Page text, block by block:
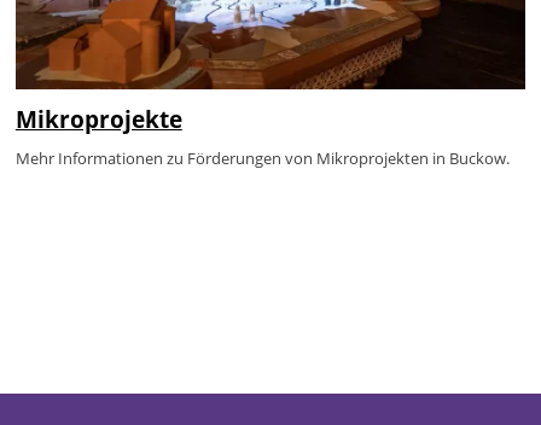
Mikroprojekte
Mehr Informationen zu Förderungen von Mikroprojekten in Buckow.